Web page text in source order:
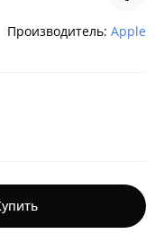
Производитель: Apple